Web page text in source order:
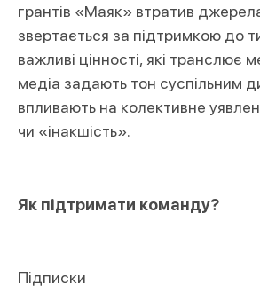
грантів «Маяк» втратив
звертається за підтримкою до
важливі цінності, які транслює
медіа задають тон суспільним
впливають на колективне
чи «інакшість».
Як підтримати команду?
Підписки